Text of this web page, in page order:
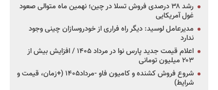
رشد ۳۸ درصدی فروش تسلا در چین؛ نهمین ماه متوالی صعود
غول آمریکایی
مدیرعامل لوسید: دیگر راه فراری از خودروسازان چینی وجود
ندارد
اعلام قیمت جدید پارس نوا در مرداد ۱۴۰۵ / افزایش بیش از
۲۰۳ میلیون تومانی
شروع فروش کشنده و کامیون فاو -مرداد۱۴۰۵ (+زمان، قیمت و
شرایط)